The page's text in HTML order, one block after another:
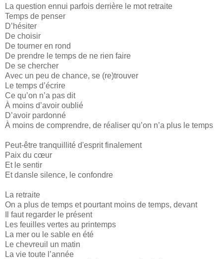
La question ennui parfois derrière le mot retraite
Temps de penser
D’hésiter
De choisir
De tourner en rond
De prendre le temps de ne rien faire
De se chercher
Avec un peu de chance, se (re)trouver
Le temps d’écrire
Ce qu’on n’a pas dit
À moins d’avoir oublié
D’avoir pardonné
À moins de comprendre, de réaliser qu’on n’a plus le temps
Peut-être tranquillité d'esprit finalement
Paix du cœur
Et le sentir
Et dansle silence, le confondre
La retraite
On a plus de temps et pourtant moins de temps, devant
Il faut regarder le présent
Les feuilles vertes au printemps
La mer ou le sable en été
Le chevreuil un matin
La vie toute l’année